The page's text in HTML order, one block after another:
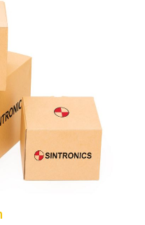
der
hochwertig
Baugruppen